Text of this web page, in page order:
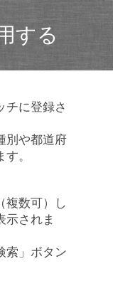
する
チに登録さ
別や都道府
。
複数可）し
示されま
索」ボタン